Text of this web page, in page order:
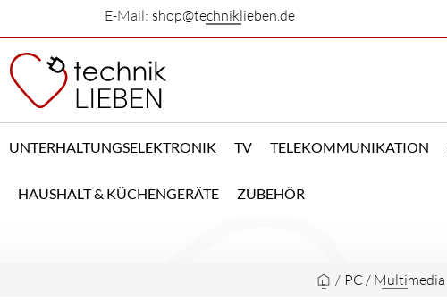
E-Mail: shop@techniklieben.de
UNTERHALTUNGSELEKTRONIK TV TELEKOMMUNIKATION
HAUSHALT & KÜCHENGERÄTE ZUBEHÖR
/ PC / Multimedia